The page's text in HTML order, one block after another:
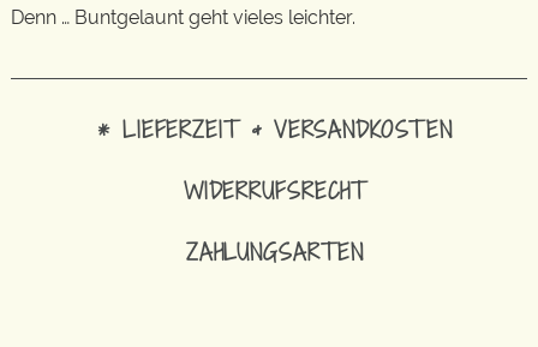
Denn … Buntgelaunt geht vieles leichter.
* LIEFERZEIT & VERSANDKOSTEN
WIDERRUFSRECHT
ZAHLUNGSARTEN